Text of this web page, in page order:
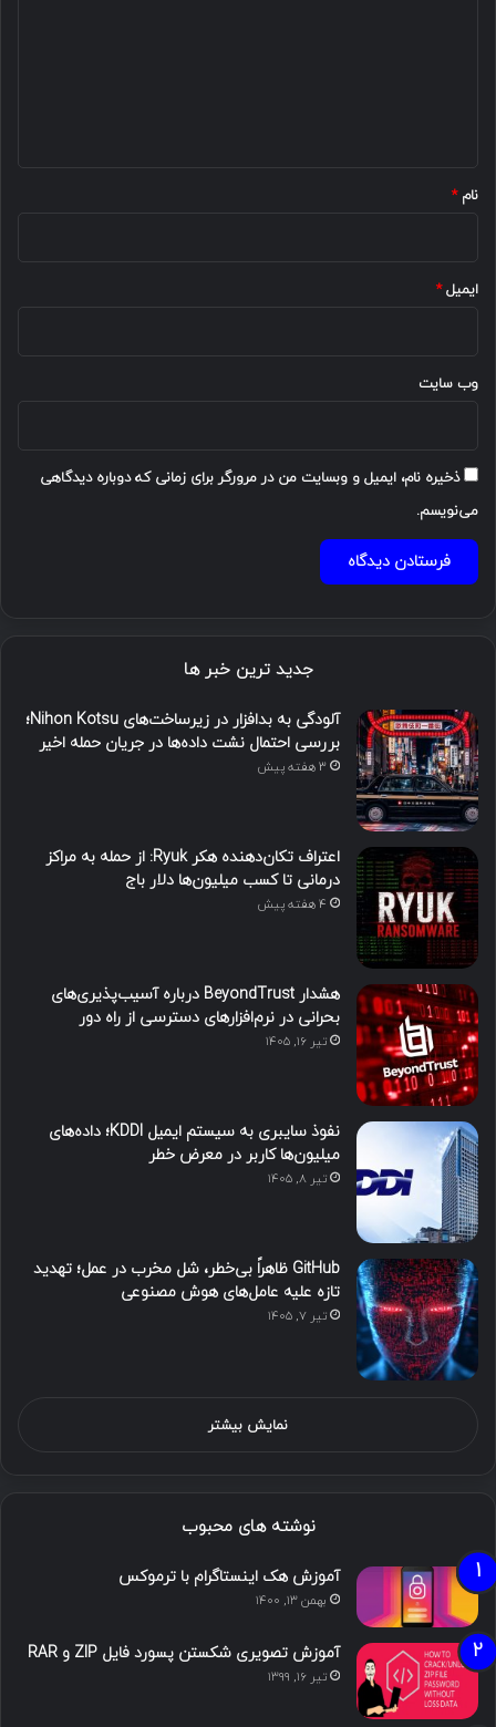
نام*
ایمیل*
وب‌ سایت
ذخیره نام، ایمیل و وبسایت من در مرورگر برای زمانی که دوباره دیدگاهی
می‌نویسم.
جدید ترین خبر ها
آلودگی به بدافزار در زیرساخت‌های Nihon Kotsu؛
بررسی احتمال نشت داده‌ها در جریان حمله اخیر
3 هفته پیش
اعتراف تکان‌دهنده هکر Ryuk: از حمله به مراکز
درمانی تا کسب میلیون‌ها دلار باج
4 هفته پیش
هشدار BeyondTrust درباره آسیب‌پذیری‌های
بحرانی در نرم‌افزارهای دسترسی از راه دور
تیر ۱۶, ۱۴۰۵
نفوذ سایبری به سیستم ایمیل KDDI؛ داده‌های
میلیون‌ها کاربر در معرض خطر
تیر ۸, ۱۴۰۵
GitHub ظاهراً بی‌خطر، شل مخرب در عمل؛ تهدید
تازه علیه عامل‌های هوش مصنوعی
تیر ۷, ۱۴۰۵
نمایش بیشتر
نوشته های محبوب
آموزش هک اینستاگرام با ترموکس
بهمن ۱۳, ۱۴۰۰
آموزش تصویری شکستن پسورد فایل ZIP و RAR
تیر ۱۶, ۱۳۹۹